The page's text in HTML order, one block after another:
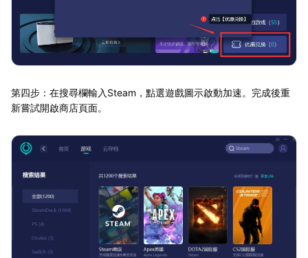
第四步：在搜尋欄輸入Steam，點選遊戲圖示啟動加速。完成後重
新嘗試開啟商店頁面。